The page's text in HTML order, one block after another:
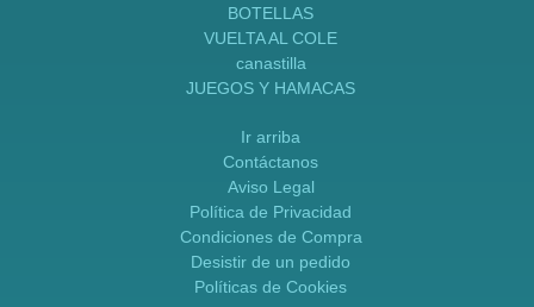
BOTELLAS
VUELTA AL COLE
canastilla
JUEGOS Y HAMACAS
Ir arriba
Contáctanos
Aviso Legal
Política de Privacidad
Condiciones de Compra
Desistir de un pedido
Políticas de Cookies